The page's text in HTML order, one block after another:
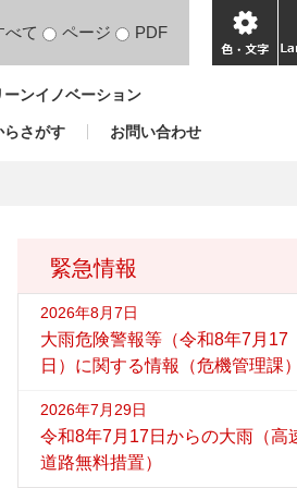
べて ページ PDF
色・
文
ンイノベーション
らさがす お問い合わせ
緊急情報
2026年8月7日
大雨危険警報等（令和8年7月17
日）に関する情報（危機管理課）
2026年7月29日
令和8年7月17日からの大雨（高
道路無料措置）